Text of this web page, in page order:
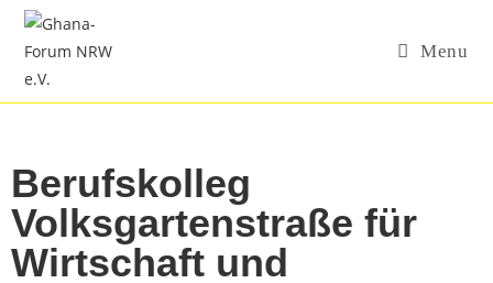
Menu
Berufskolleg
Volksgartenstraße für
Wirtschaft und